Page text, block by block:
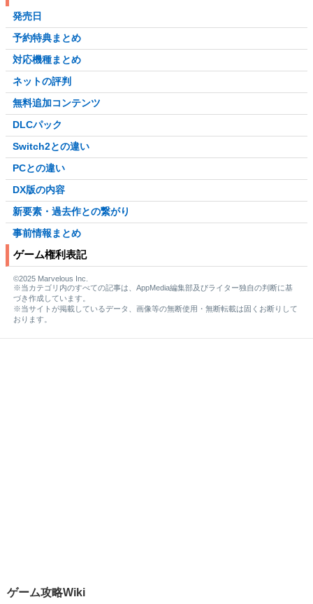
発売日
予約特典まとめ
対応機種まとめ
ネットの評判
無料追加コンテンツ
DLCパック
Switch2との違い
PCとの違い
DX版の内容
新要素・過去作との繋がり
事前情報まとめ
ゲーム権利表記
©2025 Marvelous Inc.
※当カテゴリ内のすべての記事は、AppMedia編集部及びライター独自の判断に基
づき作成しています。
※当サイトが掲載しているデータ、画像等の無断使用・無断転載は固くお断りして
おります。
ゲーム攻略Wiki